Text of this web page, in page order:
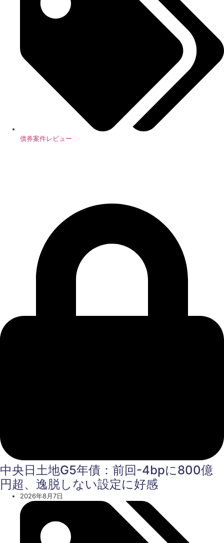
債券案件レビュー
中央日土地G5年債：前回-4bpに800億
円超、逸脱しない設定に好感
2026年8月7日